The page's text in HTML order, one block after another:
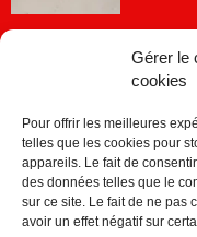
Gérer le
cookies
Pour offrir les meilleures
telles que les cookies pour
appareils. Le fait de
des données telles que le
sur ce site. Le fait de ne pas
avoir un effet négatif sur
CATÉGORIE POPULAIRE
ACTUALITES
Economie
Société